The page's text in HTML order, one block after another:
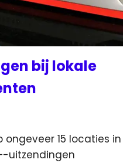
bij lokale
15 locaties in
uitzendingen